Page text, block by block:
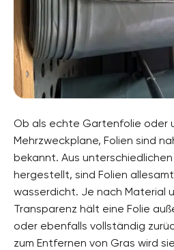
Ob als echte Gartenfolie oder
Mehrzweckplane, Folien sind
bekannt. Aus
hergestellt, sind Folien
wasserdicht. Je nach Material
Transparenz hält eine Folie
oder ebenfalls vollständig
zum Entfernen von Gras wird